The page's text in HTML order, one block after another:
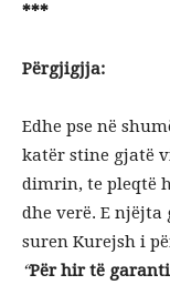
***
Përgjigjja:
Edhe pse në
katër stine gjatë
dimrin, te pleqtë
dhe verë. E
suren Kurejsh i
“Për hir të